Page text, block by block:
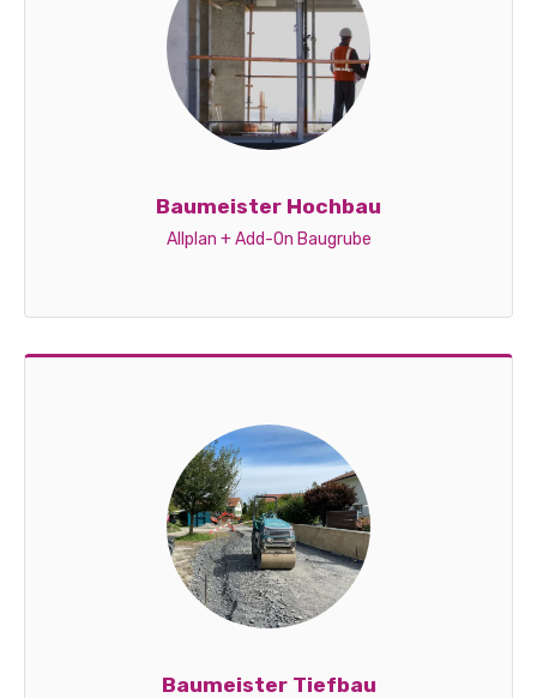
Baumeister Hochbau
Allplan + Add-On Baugrube
Baumeister Tiefbau